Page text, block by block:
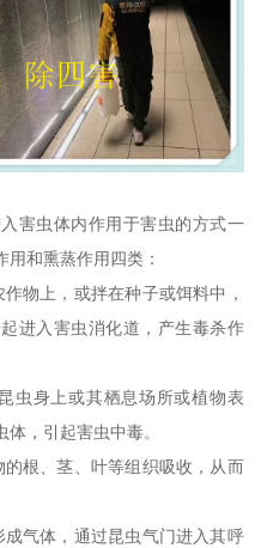
害虫体内作用于害虫的方式一
和熏蒸作用四类：
物上，或拌在种子或饵料中，
进入害虫消化道，产生毒杀作
虫身上或其栖息场所或植物表
，引起害虫中毒。
根、茎、叶等组织吸收，从而
气体，通过昆虫气门进入其呼